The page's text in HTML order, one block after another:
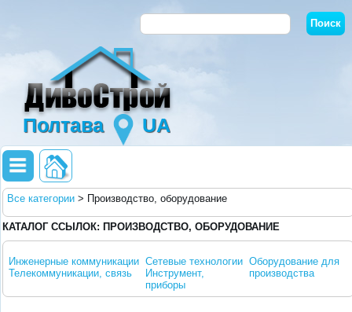
Полтава UA
Все категории > Производство, оборудование
КАТАЛОГ ССЫЛОК: ПРОИЗВОДСТВО, ОБОРУДОВАНИЕ
Инженерные коммуникации
Телекоммуникации, связь
Сетевые технологии
Инструмент,
приборы
Оборудование для
производства